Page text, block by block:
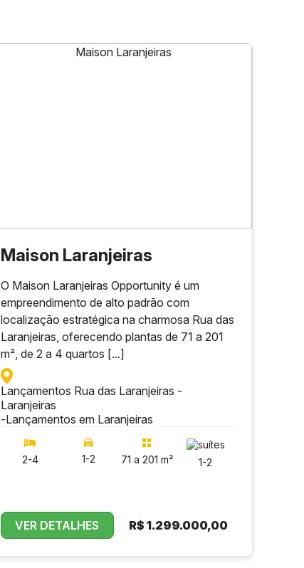
Maison Laranjeiras
O Maison Laranjeiras Opportunity é um
empreendimento de alto padrão com
localização estratégica na charmosa Rua das
Laranjeiras, oferecendo plantas de 71 a 201
m², de 2 a 4 quartos [...]
Lançamentos Rua das Laranjeiras -
Laranjeiras
-Lançamentos em Laranjeiras
2-4 1-2 71 a 201 m² 1-2
VER DETALHES R$1.299.000,00